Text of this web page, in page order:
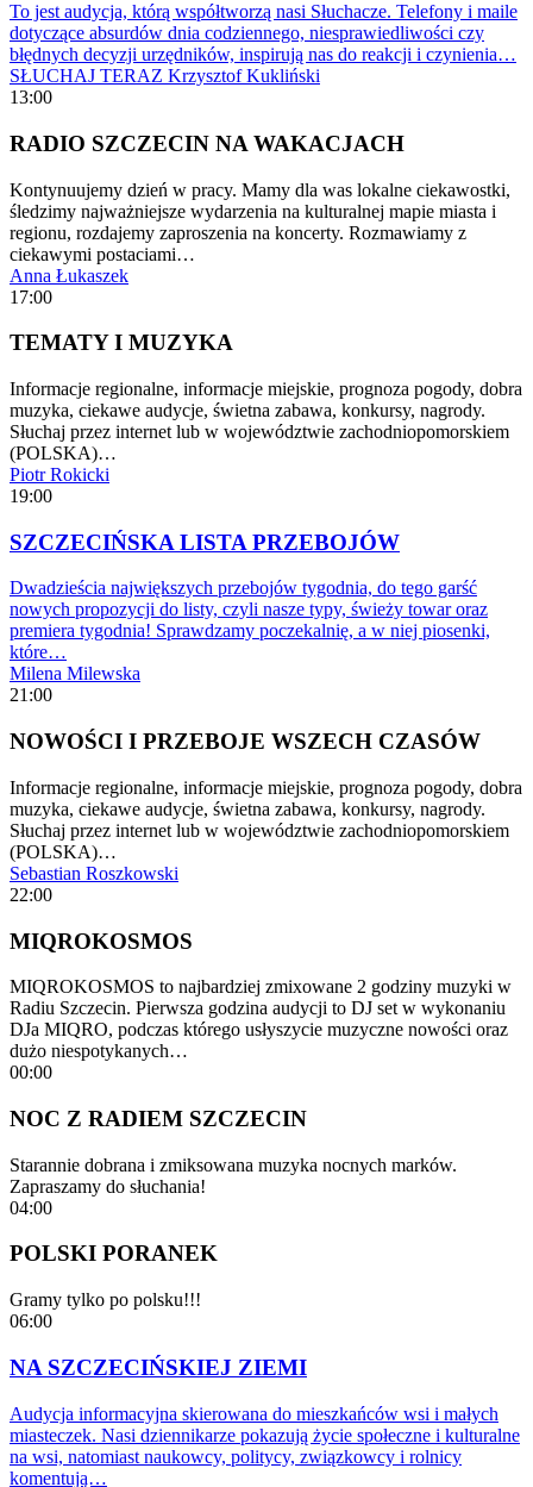
To jest audycja, którą współtworzą nasi Słuchacze. Telefony i maile
dotyczące absurdów dnia codziennego, niesprawiedliwości czy
błędnych decyzji urzędników, inspirują nas do reakcji i czynienia…
SŁUCHAJ TERAZ Krzysztof Kukliński
13:00
RADIO SZCZECIN NA WAKACJACH
Kontynuujemy dzień w pracy. Mamy dla was lokalne ciekawostki,
śledzimy najważniejsze wydarzenia na kulturalnej mapie miasta i
regionu, rozdajemy zaproszenia na koncerty. Rozmawiamy z
ciekawymi postaciami…
Anna Łukaszek
17:00
TEMATY I MUZYKA
Informacje regionalne, informacje miejskie, prognoza pogody, dobra
muzyka, ciekawe audycje, świetna zabawa, konkursy, nagrody.
Słuchaj przez internet lub w województwie zachodniopomorskiem
(POLSKA)…
Piotr Rokicki
19:00
SZCZECIŃSKA LISTA PRZEBOJÓW
Dwadzieścia największych przebojów tygodnia, do tego garść
nowych propozycji do listy, czyli nasze typy, świeży towar oraz
premiera tygodnia! Sprawdzamy poczekalnię, a w niej piosenki,
które…
Milena Milewska
21:00
NOWOŚCI I PRZEBOJE WSZECH CZASÓW
Informacje regionalne, informacje miejskie, prognoza pogody, dobra
muzyka, ciekawe audycje, świetna zabawa, konkursy, nagrody.
Słuchaj przez internet lub w województwie zachodniopomorskiem
(POLSKA)…
Sebastian Roszkowski
22:00
MIQROKOSMOS
MIQROKOSMOS to najbardziej zmixowane 2 godziny muzyki w
Radiu Szczecin. Pierwsza godzina audycji to DJ set w wykonaniu
DJa MIQRO, podczas którego usłyszycie muzyczne nowości oraz
dużo niespotykanych…
00:00
NOC Z RADIEM SZCZECIN
Starannie dobrana i zmiksowana muzyka nocnych marków.
Zapraszamy do słuchania!
04:00
POLSKI PORANEK
Gramy tylko po polsku!!!
06:00
NA SZCZECIŃSKIEJ ZIEMI
Audycja informacyjna skierowana do mieszkańców wsi i małych
miasteczek. Nasi dziennikarze pokazują życie społeczne i kulturalne
na wsi, natomiast naukowcy, politycy, związkowcy i rolnicy
komentują…